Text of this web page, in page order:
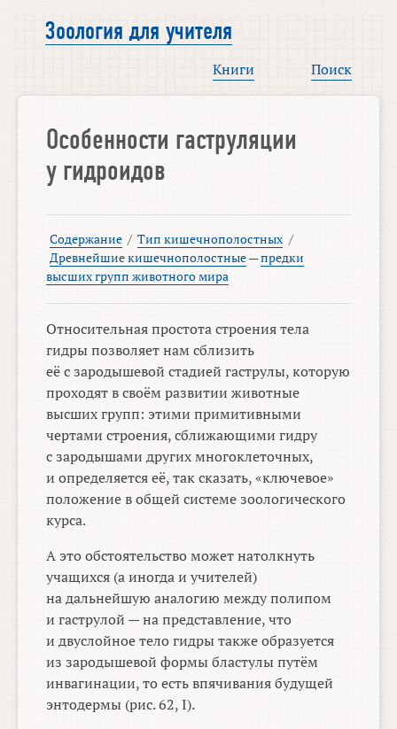
Зоология для учителя
Книги Поиск
Особенности гаструляции
у гидроидов
Содержание / Тип кишечнополостных /
Древнейшие кишечнополостные—предки
высших групп животного мира
Относительная простота строения тела
гидры позволяет нам сблизить
её с зародышевой стадией гаструлы, которую
проходят в своём развитии животные
высших групп: этими примитивными
чертами строения, сближающими гидру
с зародышами других многоклеточных,
и определяется её, так сказать, «ключевое»
положение в общей системе зоологического
курса.
А это обстоятельство может натолкнуть
учащихся (а иногда и учителей)
на дальнейшую аналогию между полипом
и гаструлой — на представление, что
и двуслойное тело гидры также образуется
из зародышевой формы бластулы путём
инвагинации, то есть впячивания будущей
энтодермы (рис. 62, I).